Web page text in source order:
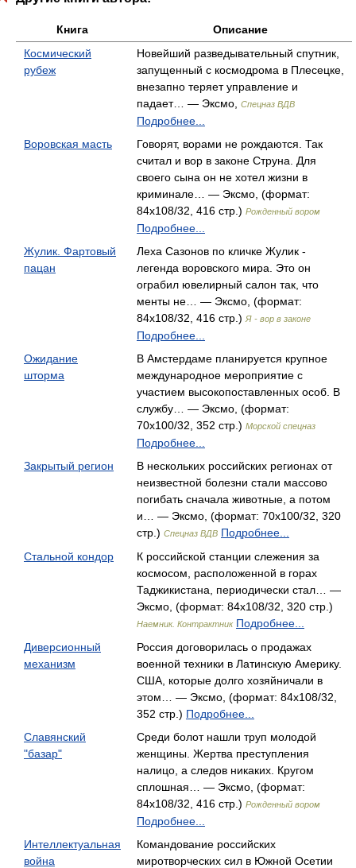
Книга
Описание
Космический
рубеж
Новейший разведывательный спутник,
запущенный с космодрома в Плесецке,
внезапно теряет управление и
падает… — Эксмо,
Спецназ ВДВ
Подробнее...
Воровская масть
Говорят, ворами не рождаются. Так
считал и вор в законе Струна. Для
своего сына он не хотел жизни в
криминале… — Эксмо, (формат:
84x108/32, 416 стр.) Рожденный вором
Подробнее...
Жулик. Фартовый
пацан
Леха Сазонов по кличке Жулик -
легенда воровского мира. Это он
ограбил ювелирный салон так, что
менты не… — Эксмо, (формат:
84x108/32, 416 стр.) Я - вор в законе
Подробнее...
Ожидание
шторма
В Амстердаме планируется крупное
международное мероприятие с
участием высокопоставленных особ. В
службу… — Эксмо, (формат:
70x100/32, 352 стр.) Морской спецназ
Подробнее...
Закрытый регион
В нескольких российских регионах от
неизвестной болезни стали массово
погибать сначала животные, а потом
и… — Эксмо, (формат: 70x100/32, 320
стр.) Спецназ ВДВ Подробнее...
Стальной кондор
К российской станции слежения за
космосом, расположенной в горах
Таджикистана, периодически стал… —
Эксмо, (формат: 84x108/32, 320 стр.)
Наемник. Контрактник Подробнее...
Диверсионный
механизм
Россия договорилась о продажах
военной техники в Латинскую Америку.
США, которые долго хозяйничали в
этом… — Эксмо, (формат: 84x108/32,
352 стр.) Подробнее...
Славянский
"базар"
Среди болот нашли труп молодой
женщины. Жертва преступления
налицо, а следов никаких. Кругом
сплошная… — Эксмо, (формат:
84x108/32, 416 стр.) Рожденный вором
Подробнее...
Интеллектуальная
война
Командование российских
миротворческих сил в Южной Осетии